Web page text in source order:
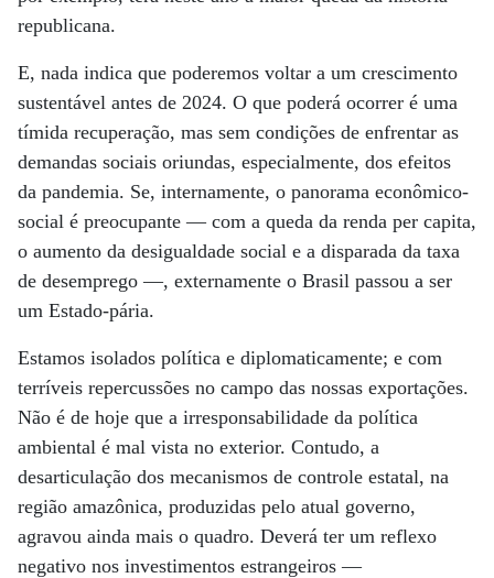
republicana.
E, nada indica que poderemos voltar a um crescimento
sustentável antes de 2024. O que poderá ocorrer é uma
tímida recuperação, mas sem condições de enfrentar as
demandas sociais oriundas, especialmente, dos efeitos
da pandemia. Se, internamente, o panorama econômico-
social é preocupante — com a queda da renda per capita,
o aumento da desigualdade social e a disparada da taxa
de desemprego —, externamente o Brasil passou a ser
um Estado-pária.
Estamos isolados política e diplomaticamente; e com
terríveis repercussões no campo das nossas exportações.
Não é de hoje que a irresponsabilidade da política
ambiental é mal vista no exterior. Contudo, a
desarticulação dos mecanismos de controle estatal, na
região amazônica, produzidas pelo atual governo,
agravou ainda mais o quadro. Deverá ter um reflexo
negativo nos investimentos estrangeiros —